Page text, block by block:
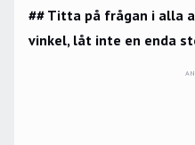
## Titta på frågan i alla
vinkel, låt inte en enda